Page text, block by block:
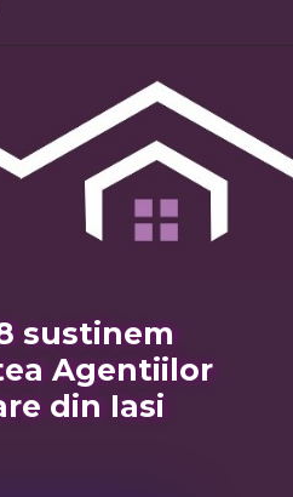
sustinem
Agentiilor
din Iasi